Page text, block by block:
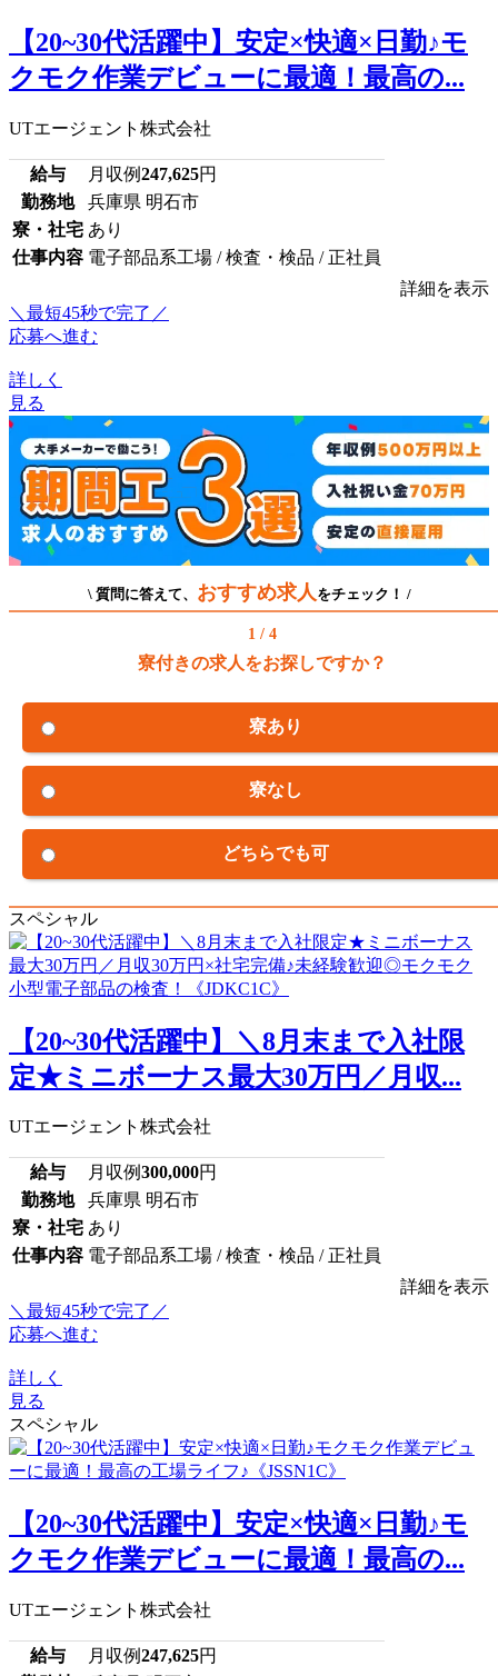
【20~30代活躍中】安定×快適×日勤♪モ
クモク作業デビューに最適！最高の...
UTエージェント株式会社
給与 月収例247,625円
勤務地
兵庫県 明石市
寮・社宅 あり
仕事内容 電子部品系工場 / 検査・検品 / 正社員
詳細を表示
＼最短45秒で完了／
応募へ進む
詳しく
見る
\ 質問に答えて、 おすすめ求人 をチェック！ /
1 / 4
寮付きの求人をお探しですか？
寮あり
寮なし
どちらでも可
スペシャル
【20~30代活躍中】＼8月末まで入社限
定★ミニボーナス最大30万円／月収...
UTエージェント株式会社
給与 月収例300,000円
勤務地
兵庫県 明石市
寮・社宅 あり
仕事内容 電子部品系工場 / 検査・検品 / 正社員
詳細を表示
＼最短45秒で完了／
応募へ進む
詳しく
見る
スペシャル
【20~30代活躍中】安定×快適×日勤♪モ
クモク作業デビューに最適！最高の...
UTエージェント株式会社
給与 月収例247,625円